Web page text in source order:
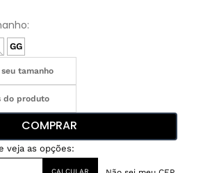
GG
do produto
COMPRAR